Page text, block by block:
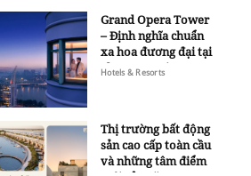
Grand Opera Tower
– Định nghĩa chuẩn
xa hoa đương đại tại
Sheraton Saigon
Hotels & Resorts
Thị trường bất động
sản cao cấp toàn cầu
và những tâm điểm